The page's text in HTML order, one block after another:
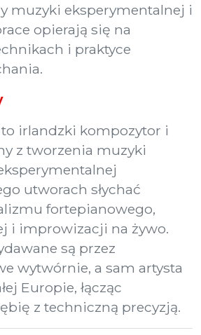
muzyki eksperymentalnej i
opierają się na
i praktyce
irlandzki kompozytor i
z tworzenia muzyki
utworach słychać
fortepianowego,
i improwizacji na żywo.
są przez
wytwórnie, a sam artysta
Europie, łącząc
z techniczną precyzją.